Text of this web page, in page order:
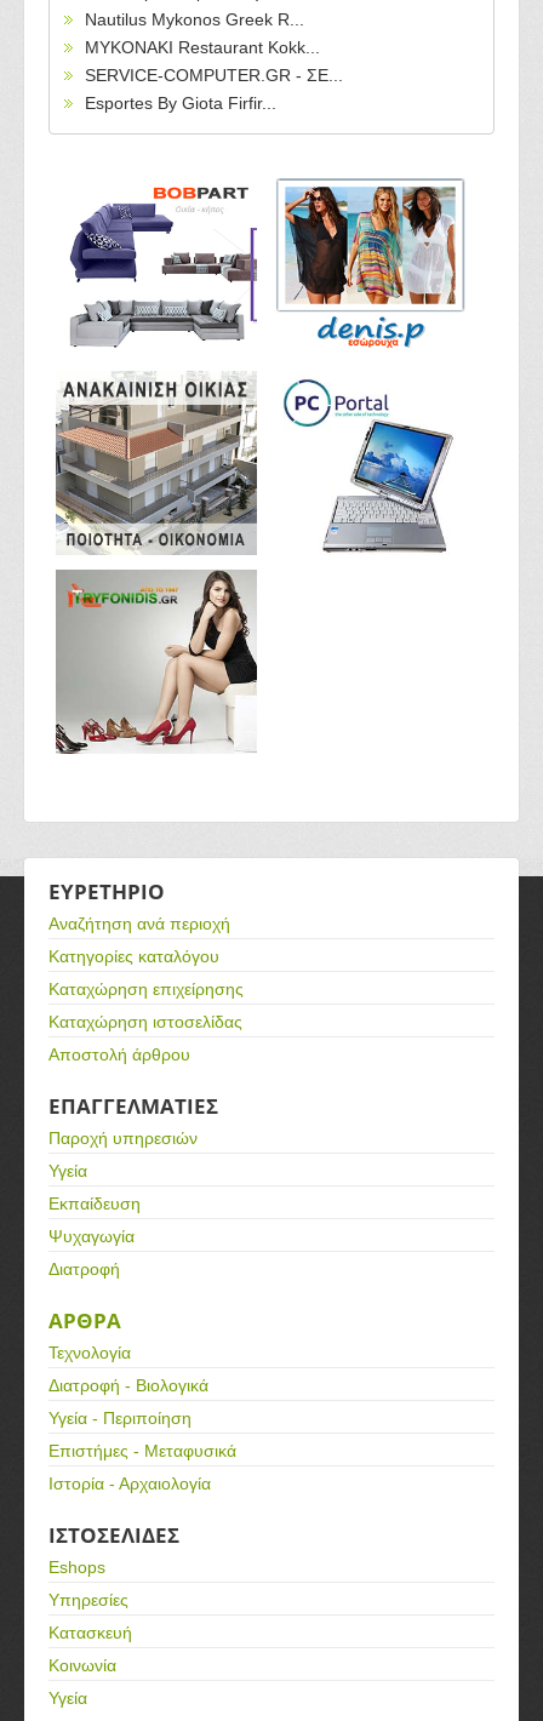
Nautilus Mykonos Greek R...
MYKONAKI Restaurant Kokk...
SERVICE-COMPUTER.GR - ΣΕ...
Esportes By Giota Firfir...
ΕΥΡΕΤΗΡΙΟ
Αναζήτηση ανά περιοχή
Κατηγορίες καταλόγου
Καταχώρηση επιχείρησης
Καταχώρηση ιστοσελίδας
Αποστολή άρθρου
ΕΠΑΓΓΕΛΜΑΤΙΕΣ
Παροχή υπηρεσιών
Υγεία
Εκπαίδευση
Ψυχαγωγία
Διατροφή
ΑΡΘΡΑ
Τεχνολογία
Διατροφή - Βιολογικά
Υγεία - Περιποίηση
Επιστήμες - Μεταφυσικά
Ιστορία - Αρχαιολογία
ΙΣΤΟΣΕΛΙΔΕΣ
Eshops
Υπηρεσίες
Κατασκευή
Κοινωνία
Υγεία